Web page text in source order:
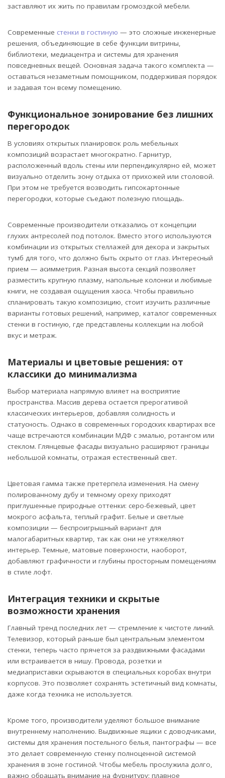
заставляют их жить по правилам громоздкой мебели.
Современные стенки в гостиную — это сложные инженерные
решения, объединяющие в себе функции витрины,
библиотеки, медиацентра и системы для хранения
повседневных вещей. Основная задача такого комплекта —
оставаться незаметным помощником, поддерживая порядок
и задавая тон всему помещению.
Функциональное зонирование без лишних
перегородок
В условиях открытых планировок роль мебельных
композиций возрастает многократно. Гарнитур,
расположенный вдоль стены или перпендикулярно ей, может
визуально отделить зону отдыха от прихожей или столовой.
При этом не требуется возводить гипсокартонные
перегородки, которые съедают полезную площадь.
Современные производители отказались от концепции
глухих антресолей под потолок. Вместо этого используются
комбинации из открытых стеллажей для декора и закрытых
тумб для того, что должно быть скрыто от глаз. Интересный
прием — асимметрия. Разная высота секций позволяет
разместить крупную плазму, напольные колонки и любимые
книги, не создавая ощущения хаоса. Чтобы правильно
спланировать такую композицию, стоит изучить различные
варианты готовых решений, например, каталог современных
стенки в гостиную, где представлены коллекции на любой
вкус и метраж.
Материалы и цветовые решения: от
классики до минимализма
Выбор материала напрямую влияет на восприятие
пространства. Массив дерева остается прерогативой
классических интерьеров, добавляя солидность и
статусность. Однако в современных городских квартирах все
чаще встречаются комбинации МДФ с эмалью, ротангом или
стеклом. Глянцевые фасады визуально расширяют границы
небольшой комнаты, отражая естественный свет.
Цветовая гамма также претерпела изменения. На смену
полированному дубу и темному ореху приходят
приглушенные природные оттенки: серо-бежевый, цвет
мокрого асфальта, теплый графит. Белые и светлые
композиции — беспроигрышный вариант для
малогабаритных квартир, так как они не утяжеляют
интерьер. Темные, матовые поверхности, наоборот,
добавляют графичности и глубины просторным помещениям
в стиле лофт.
Интеграция техники и скрытые
возможности хранения
Главный тренд последних лет — стремление к чистоте линий.
Телевизор, который раньше был центральным элементом
стенки, теперь часто прячется за раздвижными фасадами
или встраивается в нишу. Провода, розетки и
медиаприставки скрываются в специальных коробах внутри
корпусов. Это позволяет сохранять эстетичный вид комнаты,
даже когда техника не используется.
Кроме того, производители уделяют большое внимание
внутреннему наполнению. Выдвижные ящики с доводчиками,
системы для хранения постельного белья, пантографы — все
это делает современную стенку полноценной системой
хранения в зоне гостиной. Чтобы мебель прослужила долго,
важно обращать внимание на фурнитуру: плавное